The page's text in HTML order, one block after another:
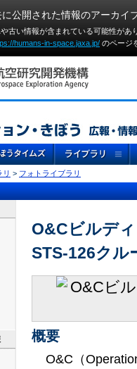
公開された情報のアーカイ
古い情報が含まれている可能性が
humans-in-space.jaxa.jp/ のページ
リ > フォトライブラリ
O&Cビルデ
STS-126クル
概要
O&C（